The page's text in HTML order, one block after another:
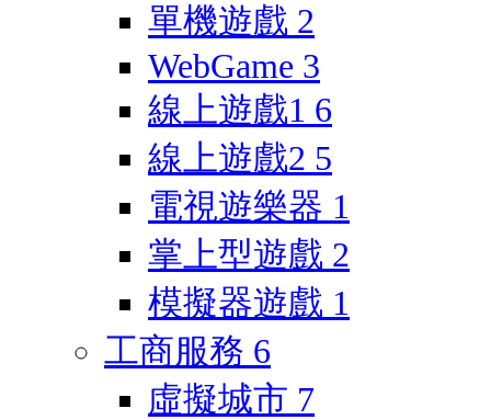
單機遊戲 2
WebGame 3
線上遊戲1 6
線上遊戲2 5
電視遊樂器 1
掌上型遊戲 2
模擬器遊戲 1
工商服務 6
虛擬城市 7